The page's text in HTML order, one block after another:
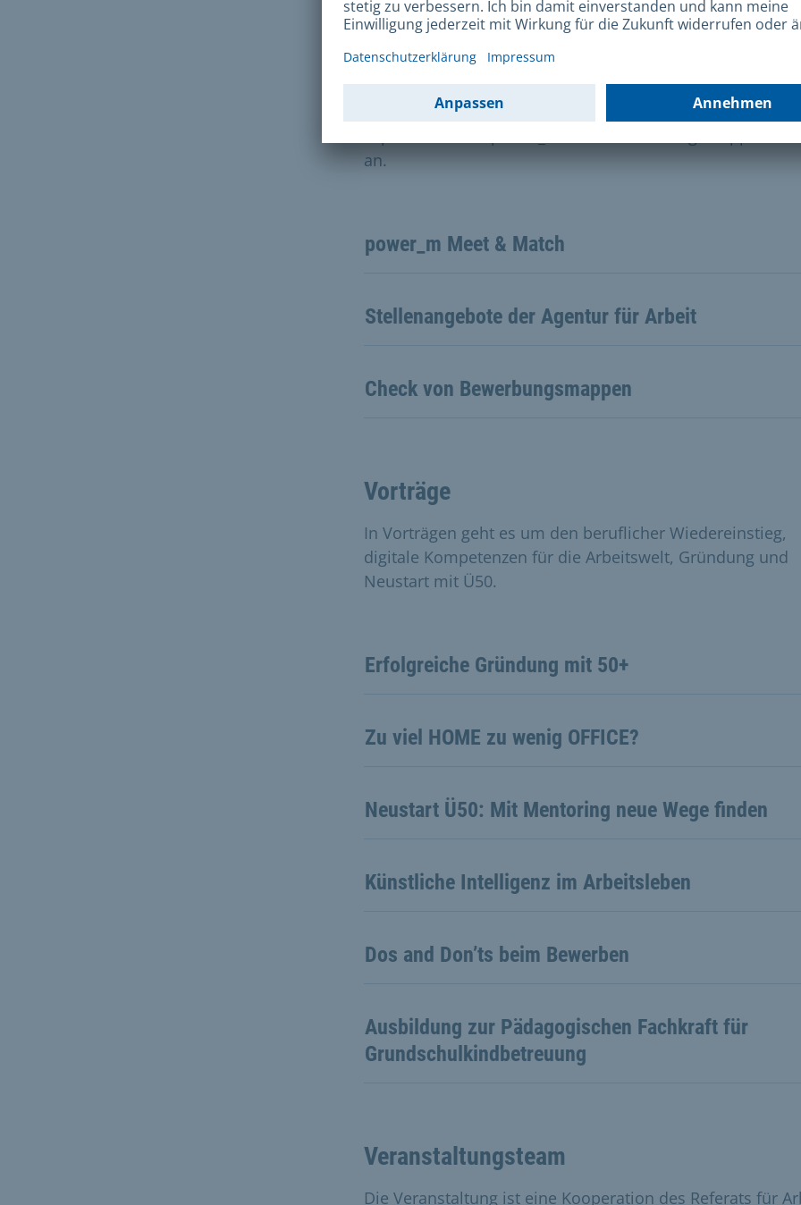
Stellen finden und bewerben
Es gibt die Möglichkeit zum Austausch mit
und Arbeitgebern. Zudem bieten die Wiedereinstiegs-
an.
power_m Meet & Match
Stellenangebote der Agentur für Arbeit
Check von Bewerbungsmappen
Vorträge
In Vorträgen geht es um den beruflicher Wiedereinstieg,
digitale Kompetenzen für die Arbeitswelt, Gründung und
Neustart mit Ü50.
Erfolgreiche Gründung mit 50+
Zu viel HOME zu wenig OFFICE?
Neustart Ü50: Mit Mentoring neue Wege finden
Künstliche Intelligenz im Arbeitsleben
Dos and Don’ts beim Bewerben
Ausbildung zur Pädagogischen Fachkraft für
Grundschulkindbetreuung
Veranstaltungsteam
Die Veranstaltung ist eine Kooperation des Referats für